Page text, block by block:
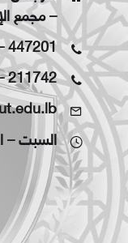
– مجمع
447201
211742
السبت –